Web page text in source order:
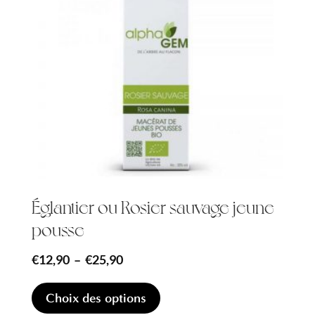
Églantier ou Rosier sauvage jeune
pousse
€12,90 – €25,90Plage
de
prix :
Choix des options
produit